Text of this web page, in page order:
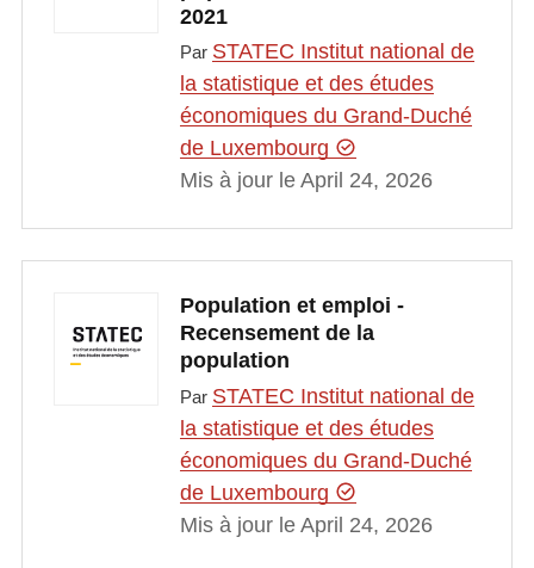
2021
Par STATEC Institut national de
la statistique et des études
économiques du Grand-Duché
de Luxembourg
Mis à jour le April 24, 2026
Population et emploi -
Recensement de la
population
Par STATEC Institut national de
la statistique et des études
économiques du Grand-Duché
de Luxembourg
Mis à jour le April 24, 2026